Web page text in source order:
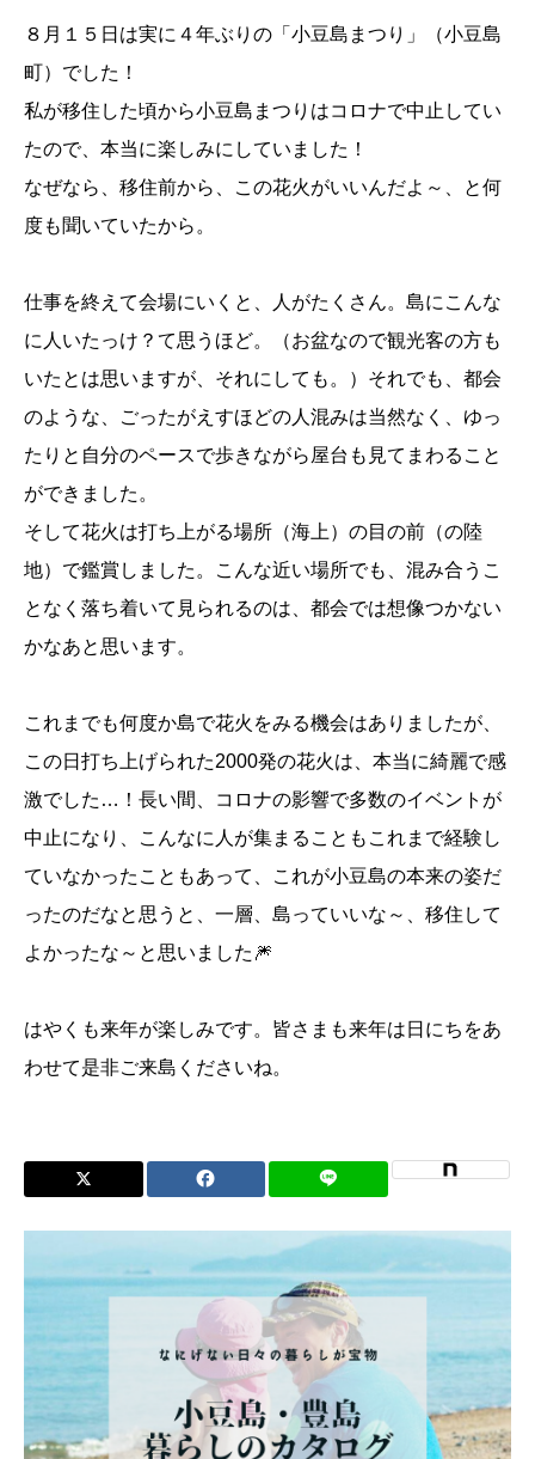
８月１５日は実に４年ぶりの「小豆島まつり」（小豆島
町）でした！
私が移住した頃から小豆島まつりはコロナで中止してい
たので、本当に楽しみにしていました！
なぜなら、移住前から、この花火がいいんだよ～、と何
度も聞いていたから。
仕事を終えて会場にいくと、人がたくさん。島にこんな
に人いたっけ？て思うほど。（お盆なので観光客の方も
いたとは思いますが、それにしても。）それでも、都会
のような、ごったがえすほどの人混みは当然なく、ゆっ
たりと自分のペースで歩きながら屋台も見てまわること
ができました。
そして花火は打ち上がる場所（海上）の目の前（の陸
地）で鑑賞しました。こんな近い場所でも、混み合うこ
となく落ち着いて見られるのは、都会では想像つかない
かなあと思います。
これまでも何度か島で花火をみる機会はありましたが、
この日打ち上げられた2000発の花火は、本当に綺麗で感
激でした…！長い間、コロナの影響で多数のイベントが
中止になり、こんなに人が集まることもこれまで経験し
ていなかったこともあって、これが小豆島の本来の姿だ
ったのだなと思うと、一層、島っていいな～、移住して
よかったな～と思いました🎆
はやくも来年が楽しみです。皆さまも来年は日にちをあ
わせて是非ご来島くださいね。